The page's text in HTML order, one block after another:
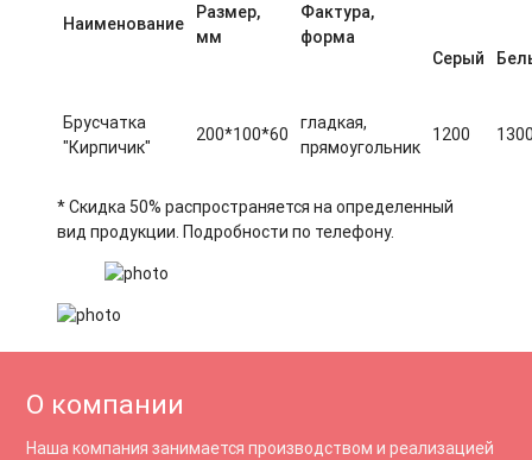
Наименование
Размер,
мм
Фактура,
форма
Серый
Брусчатка
"Кирпичик"
200*100*60
гладкая,
прямоугольник
1200
* Скидка 50% распространяется на определенный
вид продукции. Подробности по телефону.
О компании
Наша компания занимается производством и реализацией